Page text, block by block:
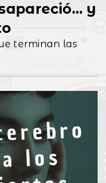
y
terminan las